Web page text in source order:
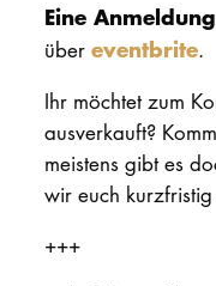
Eine
über eventbrite.
Ihr möchtet zum
ausverkauft?
meistens gibt es
wir euch
+++